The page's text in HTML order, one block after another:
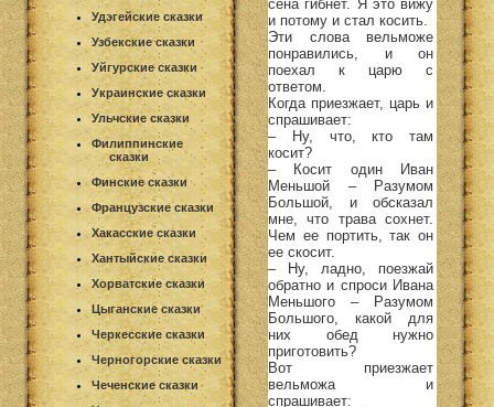
Удэгейские сказки
Узбекские сказки
Уйгурские сказки
Украинские сказки
Ульчские сказки
Филиппинские
сказки
Финские сказки
Французские сказки
Хакасские сказки
Хантыйские сказки
Хорватские сказки
Цыганские сказки
Черкесские сказки
Черногорские сказки
Чеченские сказки
сена гибнет. Я это вижу
и потому и стал косить.
Эти слова вельможе
понравились, и он
поехал к царю с
ответом.
Когда приезжает, царь и
спрашивает:
– Ну, что, кто там
косит?
– Косит один Иван
Меньшой – Разумом
Большой, и обсказал
мне, что трава сохнет.
Чем ее портить, так он
ее скосит.
– Ну, ладно, поезжай
обратно и спроси Ивана
Меньшого – Разумом
Большого, какой для
них обед нужно
приготовить?
Вот приезжает
вельможа и
спрашивает: